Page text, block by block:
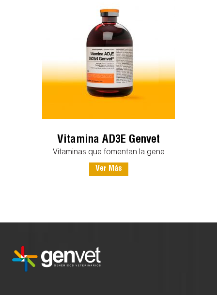
Vitamina AD3E Genvet
Vitaminas que fomentan la gene
Ver Más